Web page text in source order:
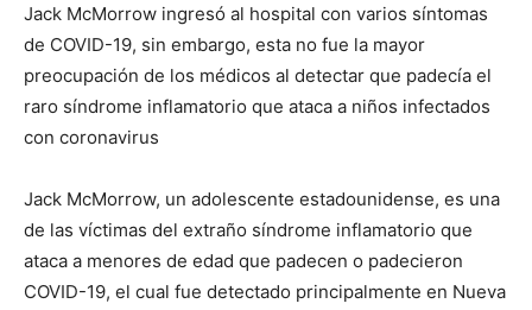
Jack McMorrow ingresó al hospital con varios síntomas
de COVID-19, sin embargo, esta no fue la mayor
preocupación de los médicos al detectar que padecía el
raro síndrome inflamatorio que ataca a niños infectados
con coronavirus
Jack McMorrow, un adolescente estadounidense, es una
de las víctimas del extraño síndrome inflamatorio que
ataca a menores de edad que padecen o padecieron
COVID-19, el cual fue detectado principalmente en Nueva